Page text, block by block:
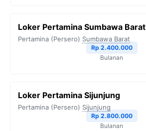
Loker Pertamina Sumbawa Barat
Pertamina (Persero) Sumbawa Barat
Rp 2.400.000
Bulanan
Loker Pertamina Sijunjung
Pertamina (Persero) Sijunjung
Rp 2.800.000
Bulanan